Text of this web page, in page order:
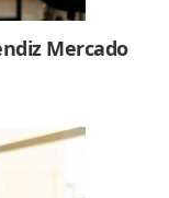
Mercado